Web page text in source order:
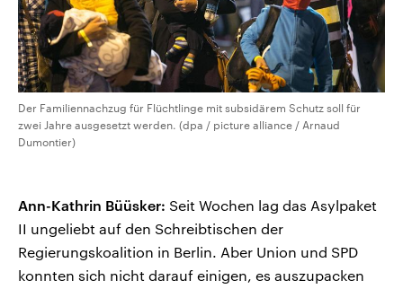
Der Familiennachzug für Flüchtlinge mit subsidärem Schutz soll für
zwei Jahre ausgesetzt werden. (dpa / picture alliance / Arnaud
Dumontier)
Ann-Kathrin Büüsker: Seit Wochen lag das Asylpaket
II ungeliebt auf den Schreibtischen der
Regierungskoalition in Berlin. Aber Union und SPD
konnten sich nicht darauf einigen, es auszupacken